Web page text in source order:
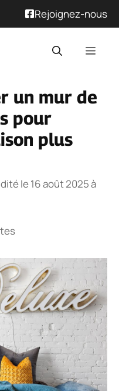
Rejoignez-nous
un mur de
pour
plus
le 16 août 2025 à